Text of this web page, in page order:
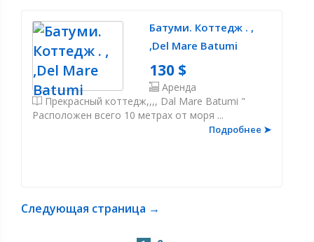
Батуми. Коттедж . ,
,Del Mare Batumi
130 $
Аренда
Прекрасный коттедж,,,, Dal Mare Batumi "
Расположен всего 10 метрах от моря ...
Подробнее ➤
Следующая страница →